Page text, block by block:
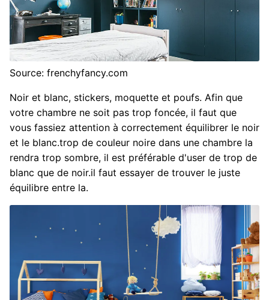
Source: frenchyfancy.com
Noir et blanc, stickers, moquette et poufs. Afin que
votre chambre ne soit pas trop foncée, il faut que
vous fassiez attention à correctement équilibrer le noir
et le blanc.trop de couleur noire dans une chambre la
rendra trop sombre, il est préférable d'user de trop de
blanc que de noir.il faut essayer de trouver le juste
équilibre entre la.